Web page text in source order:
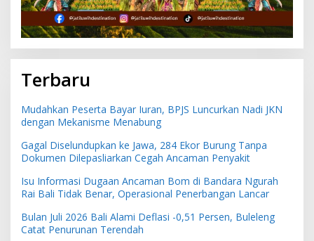
Terbaru
Mudahkan Peserta Bayar Iuran, BPJS Luncurkan Nadi JKN
dengan Mekanisme Menabung
Gagal Diselundupkan ke Jawa, 284 Ekor Burung Tanpa
Dokumen Dilepasliarkan Cegah Ancaman Penyakit
Isu Informasi Dugaan Ancaman Bom di Bandara Ngurah
Rai Bali Tidak Benar, Operasional Penerbangan Lancar
Bulan Juli 2026 Bali Alami Deflasi -0,51 Persen, Buleleng
Catat Penurunan Terendah